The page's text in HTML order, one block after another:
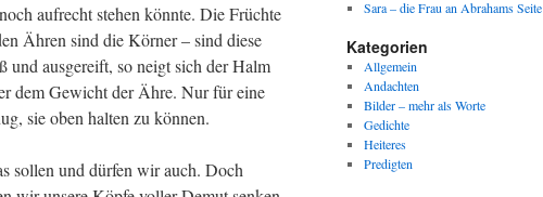
aufrecht stehen könnte. Die Früchte
Ähren sind die Körner – sind diese
und ausgereift, so neigt sich der Halm
dem Gewicht der Ähre. Nur für eine
sie oben halten zu können.
sollen und dürfen wir auch. Doch
Sara – die Frau an Abrahams Seite
Kategorien
Allgemein
Andachten
Bilder – mehr als Worte
Gedichte
Heiteres
Predigten